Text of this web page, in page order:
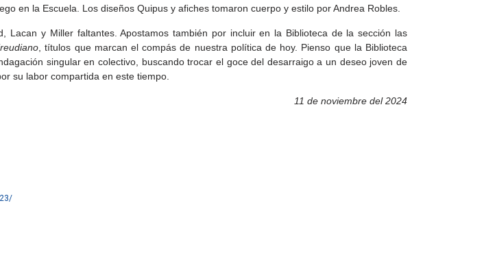
en la Escuela. Los diseños Quipus y afiches tomaron cuerpo y estilo por Andrea Robles.
y Miller faltantes. Apostamos también por incluir en la Biblioteca de la sección las
, títulos que marcan el compás de nuestra política de hoy. Pienso que la Biblioteca
singular en colectivo, buscando trocar el goce del desarraigo a un deseo joven de
su labor compartida en este tiempo.
11 de noviembre del 2024